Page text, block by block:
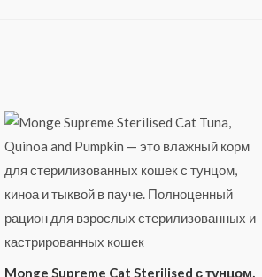
Monge Supreme Cat Sterilised с тунцом,